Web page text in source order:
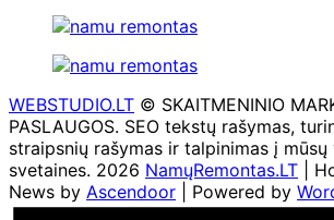
WEBSTUDIO.LT © SKAITMENINIO
PASLAUGOS. SEO tekstų rašymas,
straipsnių rašymas ir talpinimas į mūsų
svetaines. 2026 NamųRemontas.LT |
News by Ascendoor | Powered by